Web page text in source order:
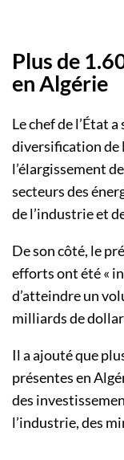
Plus de
en Algérie
Le chef de l’État
diversification de
l’élargissement
secteurs des
de l’industrie et
De son côté, le
efforts ont été «
d’atteindre un
milliards de
Il a ajouté que
présentes en
des
l’industrie, des